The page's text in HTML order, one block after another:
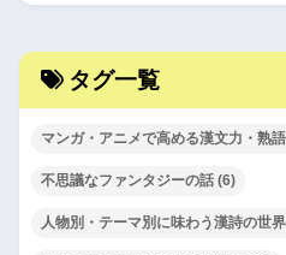
タグ一覧
マンガ・アニメで高める漢文力・熟
不思議なファンタジーの話 (6)
人物別・テーマ別に味わう漢詩の世界